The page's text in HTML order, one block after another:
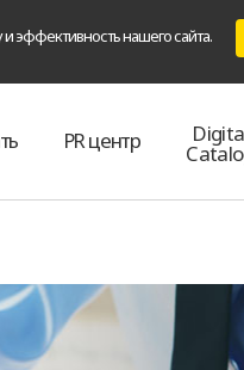
эффективность нашего сайта.
PR центр